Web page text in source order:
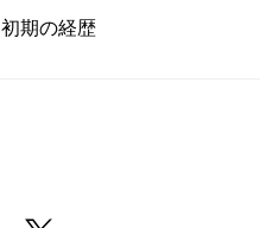
初期の経歴